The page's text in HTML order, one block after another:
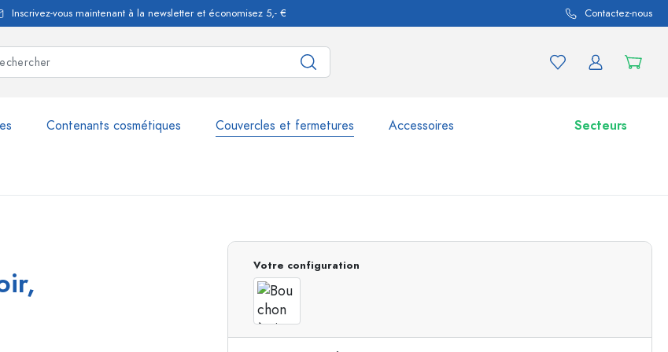
Inscrivez-vous maintenant à la newsletter et économisez 5,- € Contactez-nous
Contenants cosmétiques Couvercles et fermetures Accessoires Secteurs
Bouteilles Estal
Bocaux
Votre configuration